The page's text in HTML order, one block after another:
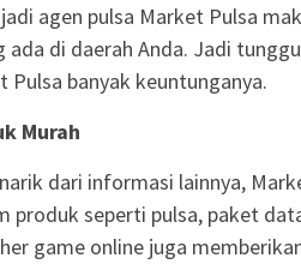
agen pulsa Market Pulsa
ada di daerah Anda. Jadi
Pulsa banyak keuntunganya.
Murah
dari informasi lainnya,
produk seperti pulsa, paket
game online juga